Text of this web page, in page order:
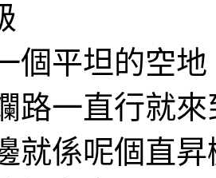
個平坦的空地
路一直行就
就係呢個直昇